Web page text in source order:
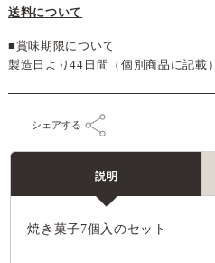
送料について
■賞味期限について
製造日より44日間（個別商品に記載）
シェアする
説明
焼き菓子7個入のセット